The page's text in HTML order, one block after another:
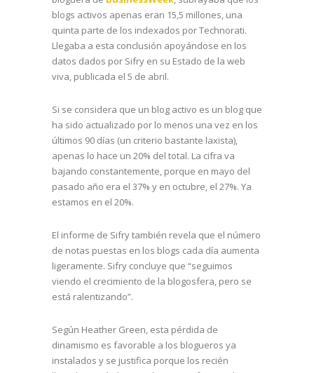
blogs activos apenas eran 15,5 millones, una
quinta parte de los indexados por Technorati.
Llegaba a esta conclusión apoyándose en los
datos dados por Sifry en su Estado de la web
viva, publicada el 5 de abril.
Si se considera que un blog activo es un blog que
ha sido actualizado por lo menos una vez en los
últimos 90 días (un criterio bastante laxista),
apenas lo hace un 20% del total. La cifra va
bajando constantemente, porque en mayo del
pasado año era el 37% y en octubre, el 27%. Ya
estamos en el 20%.
El informe de Sifry también revela que el número
de notas puestas en los blogs cada día aumenta
ligeramente. Sifry concluye que “seguimos
viendo el crecimiento de la blogosfera, pero se
está ralentizando”.
Según Heather Green, esta pérdida de
dinamismo es favorable a los blogueros ya
instalados y se justifica porque los recién